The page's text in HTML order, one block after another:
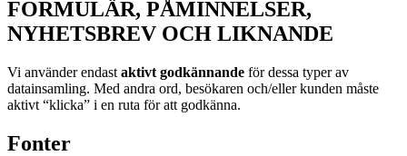
FORMULÄR, PÅMINNELSER,
NYHETSBREV OCH LIKNANDE
Vi använder endast aktivt godkännande för dessa typer av
datainsamling. Med andra ord, besökaren och/eller kunden måste
aktivt “klicka” i en ruta för att godkänna.
Fonter